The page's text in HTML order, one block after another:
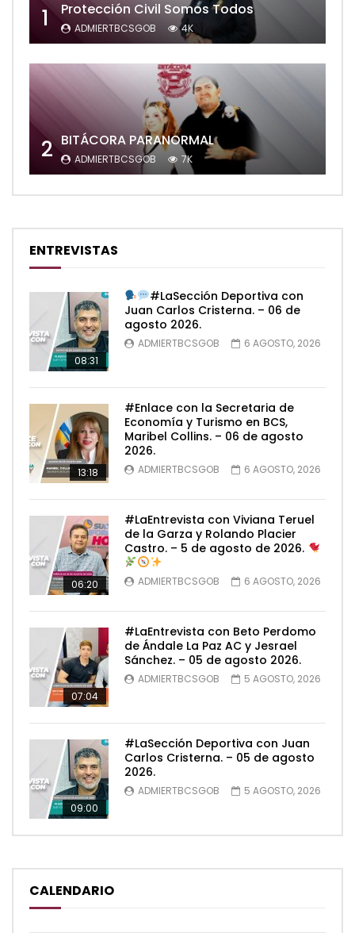
1 Protección Civil Somos Todos
ADMIERTBCSGOB 4K
2 BITÁCORA PARANORMAL
ADMIERTBCSGOB 7K
ENTREVISTAS
08:31
#LaSección Deportiva con
Juan Carlos Cristerna. – 06 de
agosto 2026.
ADMIERTBCSGOB 6 AGOSTO, 2026
13:18
#Enlace con la Secretaria de
Economía y Turismo en BCS,
Maribel Collins. – 06 de agosto
2026.
ADMIERTBCSGOB 6 AGOSTO, 2026
06:20
#LaEntrevista con Viviana Teruel
de la Garza y Rolando Placier
Castro. – 5 de agosto de 2026.
ADMIERTBCSGOB 6 AGOSTO, 2026
07:04
#LaEntrevista con Beto Perdomo
de Ándale La Paz AC y Jesrael
Sánchez. – 05 de agosto 2026.
ADMIERTBCSGOB 5 AGOSTO, 2026
09:00
#LaSección Deportiva con Juan
Carlos Cristerna. – 05 de agosto
2026.
ADMIERTBCSGOB 5 AGOSTO, 2026
CALENDARIO